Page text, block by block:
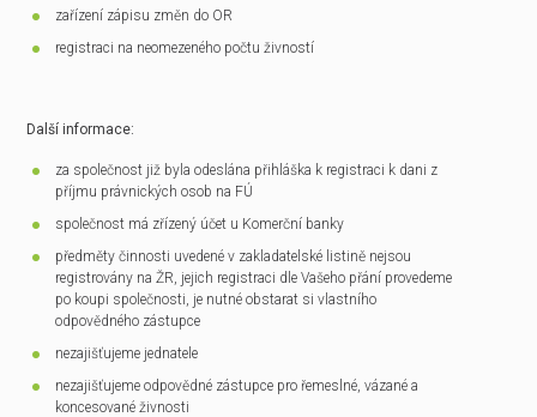
zařízení zápisu změn do OR
registraci na neomezeného počtu živností
Další informace:
za společnost již byla odeslána přihláška k registraci k dani z
příjmu právnických osob na FÚ
společnost má zřízený účet u Komerční banky
předměty činnosti uvedené v zakladatelské listině nejsou
registrovány na ŽR, jejich registraci dle Vašeho přání provedeme
po koupi společnosti, je nutné obstarat si vlastního
odpovědného zástupce
nezajišťujeme jednatele
nezajišťujeme odpovědné zástupce pro řemeslné, vázané a
koncesované živnosti